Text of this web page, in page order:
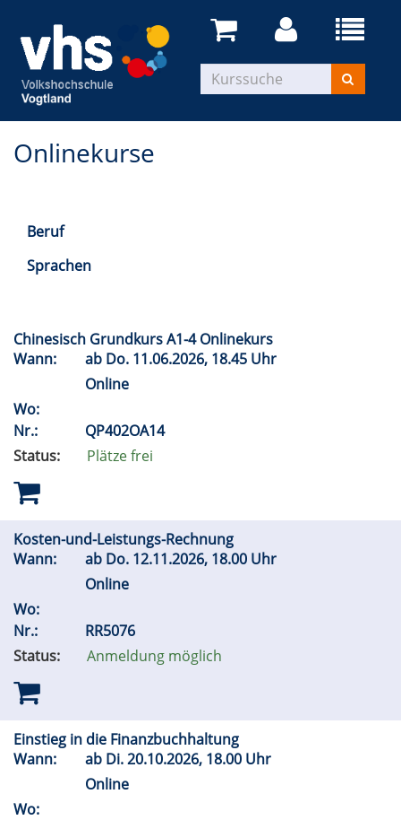
Onlinekurse
Beruf
Sprachen
Chinesisch Grundkurs A1-4 Onlinekurs
Wann:
ab Do. 11.06.2026, 18.45 Uhr
Online
Wo:
Nr.:
QP402OA14
Status:
Plätze frei
Kosten-und-Leistungs-Rechnung
Wann:
ab Do. 12.11.2026, 18.00 Uhr
Online
Wo:
Nr.:
RR5076
Status:
Anmeldung möglich
Einstieg in die Finanzbuchhaltung
Wann:
ab Di.20.10.2026, 18.00 Uhr
Online
Wo: